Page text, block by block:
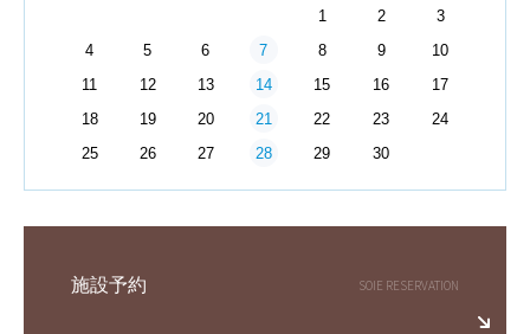
1 2
3
4
5 6 7 8 9
10
11
12 13 14 15 16
17
18
19 20 21 22 23
24
25
26 27 28 29 30
施設予約